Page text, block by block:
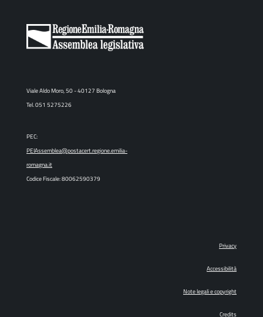
Viale Aldo Moro, 50 - 40127 Bologna
Tel. 051 5275226
PEC:
PEIAssemblea@postacert.regione.emilia-
romagna.it
Codice Fiscale: 80062590379
Privacy
Accessibilità
Note legali e copyright
Credits